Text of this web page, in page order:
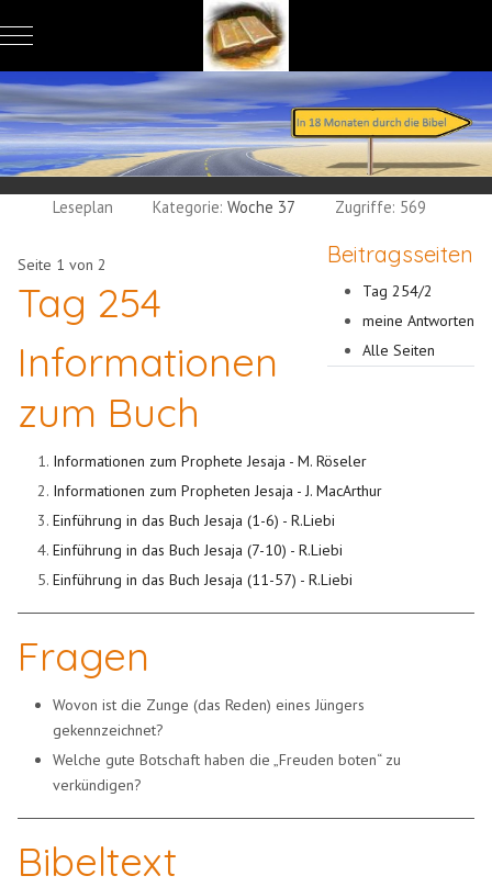
Mobile Menu Toggle
Leseplan Kategorie:Woche 37 Zugriffe: 569
Beitragsseiten
Tag 254/2
meine Antworten
Alle Seiten
Seite 1 von 2
Tag 254
Informationen
zum Buch
Informationen zum Prophete Jesaja - M. Röseler
Informationen zum Propheten Jesaja - J. MacArthur
Einführung in das Buch Jesaja (1-6) - R.Liebi
Einführung in das Buch Jesaja (7-10) - R.Liebi
Einführung in das Buch Jesaja (11-57) - R.Liebi
Fragen
Wovon ist die Zunge (das Reden) eines Jüngers
gekennzeichnet?
Welche gute Botschaft haben die „Freuden boten“ zu
verkündigen?
Bibeltext